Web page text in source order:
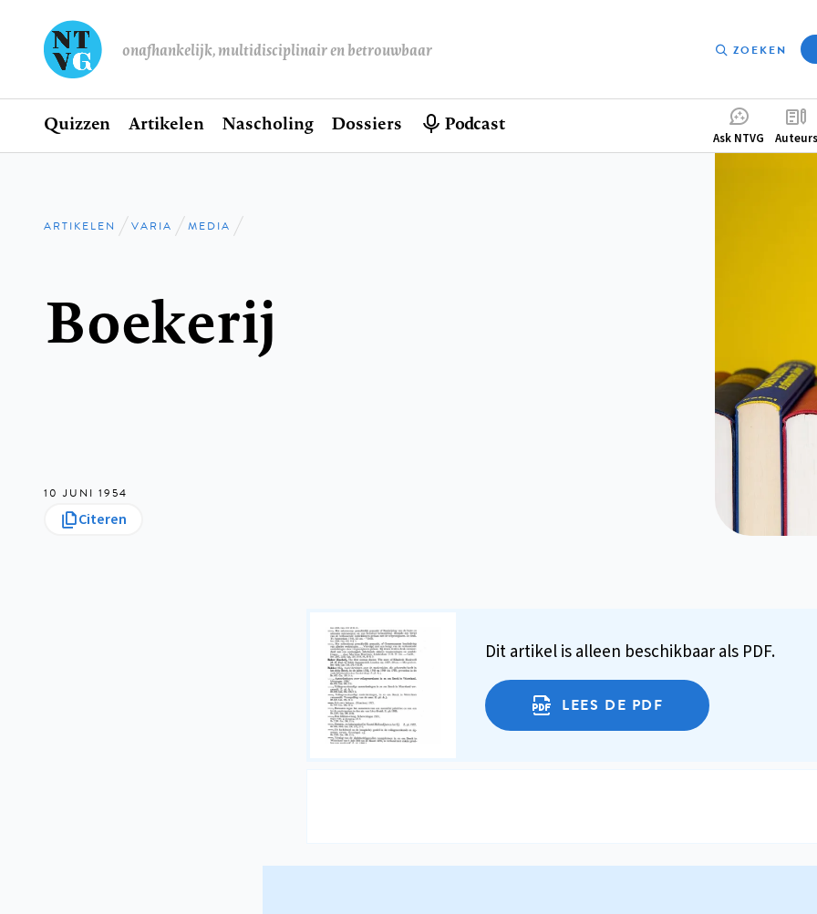
onafhankelijk, multidisciplinair en betrouwbaar ZOEKEN
Hoofdnavigatie
Home
Quizzen Artikelen Nascholing Dossiers Podcast
Ask NTVG Auteurs
Kruimelpad
ARTIKELEN VARIA MEDIA
Boekerij
10 JUNI 1954
Citeren
Dit artikel is alleen beschikbaar als PDF.
LEES DE PDF